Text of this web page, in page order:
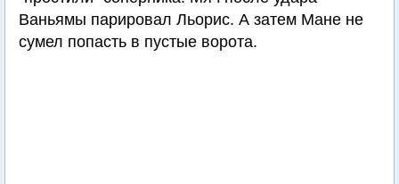
Ваньямы парировал Льорис. А затем Мане не
сумел попасть в пустые ворота.